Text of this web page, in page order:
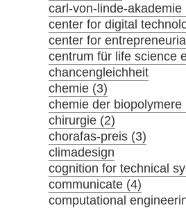
carl-von-linde-akademie
center for digital
center for
centrum für life science
chancengleichheit
chemie (3)
chemie der biopolymere
chirurgie (2)
chorafas-preis (3)
climadesign
cognition for technical
communicate (4)
computational